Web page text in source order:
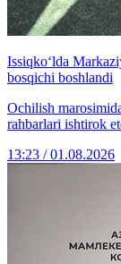
Issiqko‘lda
bosqichi boshlandi
Ochilish
rahbarlari ishtirok
13:23 / 01.08.2026